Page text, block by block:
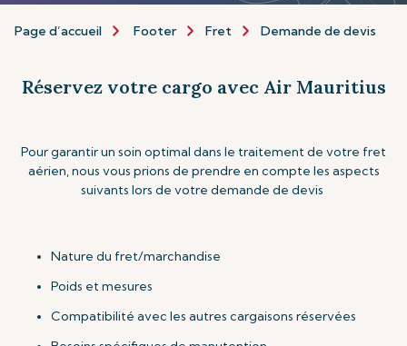
Page d’accueil Footer Fret Demande de devis
Réservez votre cargo avec Air Mauritius
Pour garantir un soin optimal dans le traitement de votre fret
aérien, nous vous prions de prendre en compte les aspects
suivants lors de votre demande de devis
Nature du fret/marchandise
Poids et mesures
Compatibilité avec les autres cargaisons réservées